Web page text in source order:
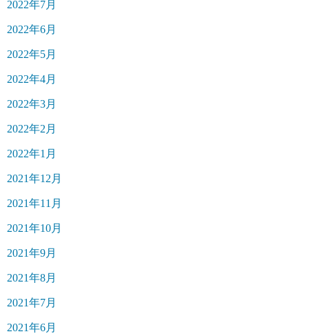
2022年7月
2022年6月
2022年5月
2022年4月
2022年3月
2022年2月
2022年1月
2021年12月
2021年11月
2021年10月
2021年9月
2021年8月
2021年7月
2021年6月